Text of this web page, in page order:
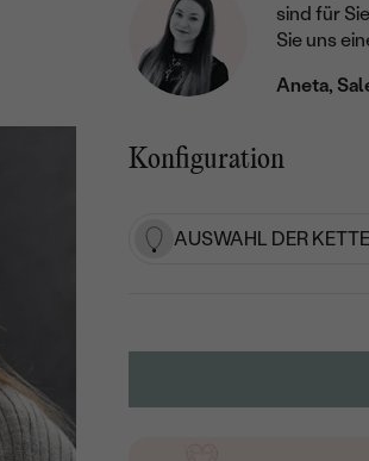
sind für
Sie uns
Aneta,
Konfiguration
AUSWAHL DER